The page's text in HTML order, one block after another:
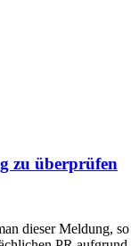
zu überprüfen
dieser Meldung,